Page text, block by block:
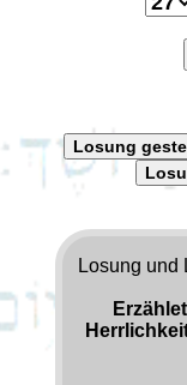
Losung
Losung und